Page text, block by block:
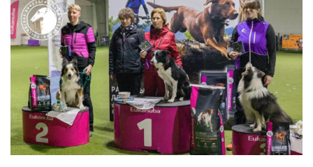
Larger
Image